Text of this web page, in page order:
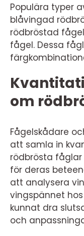
Populära typer
blåvingad
rödbröstad
fågel. Dessa
om
Fågelskådare
att samla in
rödbrösta
för deras
att analysera
vingspännet
kunnat dra
och